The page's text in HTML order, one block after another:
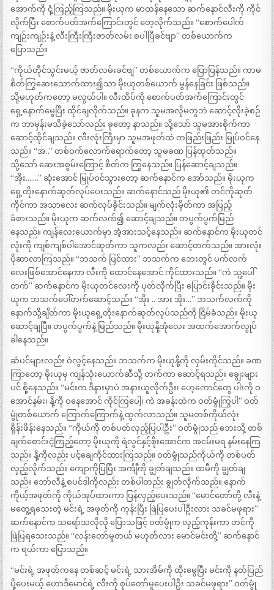
အောက်ကို ငုံ့ကြည့်ကြသည်။ မိုးယုက မာထန်နေသော ဆက်နောင်လီးကို ကိုင်
လိုက်ပြီး စောက်ပတ်အက်ကြောင်းတွင် တေ့လိုက်သည်။ “စောက်ပေါက်
ကျဉ်းကျဉ်းနဲ့ လီးကြီးကြီးဇာတ်လမ်း စပါပြီခင်ဗျာ” တစ်ယောက်က
ပြောသည်။
“ကိုယ်တိုင်သွင်းမယ့် ဇာတ်လမ်းခင်ဗျ” တစ်ယောက်က ပြောပြန်သည်။ ကာမ
စိတ်ကြွဆေးသောက်ထား၍သာ မိုးယုတစ်ယောက် မွန်နေခြင်း ဖြစ်သည်။
သို့မဟုတ်ကတော့ မလွယ်ပါ။ လီးထိပ်ကို စောက်ပတ်အက်ကြောင်းတွင်
ရှေ့နောက်မွေပြီး ထိုင်ချလိုက်သည်။ ခုနက သူမအလိုမတူဘဲ ဆောင့်လိုးခဲ့စဉ်
က ဘာမှန်းမသိခဲ့သော်လည်း ခုတော့ နာသည်။ သို့သော် သူမအားစိုက်ကာ
ဆောင့်ထိုင်ချသည်။ လီးလုံးကြီးမှာ သူမအဖုတ်ထဲ တဖြည်းဖြည်း မြုပ်ဝင်နေ
သည်။ “အ..” တစ်ဝက်လောက်ရောက်တော့ သူမခဏ ပြန်ထုတ်သည်။
သို့သော် ဆေးအစွမ်းကြောင့် စိတ်က ကြွနေသည်။ ပြန်ဆောင့်ချသည်။
“အိုး…….” ဆုံးအောင် မြုပ်ဝင်သွားတော့ ဆက်နောင်က အော်သည်။ မိုးယုက
ရှေ့တိုးနောက်ဆုတ်လုပ်ပေးသည်။ ဆက်နောင်သည် မိုးယု၏ တင်ကိုဆုတ်
ကိုင်ကာ အသာလေး ဆက်လုပ်ခိုင်းသည်။ မျက်လုံးမှိတ်ကာ အပြည့်
ခံစားသည်။ မိုးယုက ဆက်လက်၍ ဆောင့်ချသည်။ တပွက်ပွက်မြည်
နေသည်။ ကျန်လေးယောက်မှာ အံ့အားသင့်နေသည်။ ဆက်နောင်က မိုးယုတင်
လုံးကို ကျစ်ကျစ်ပါအောင်ဆုတ်ကာ သူကလည်း ဆောင့်တက်သည်။ အားလုံး
ပိုဆာလာကြသည်။ “ဘသက် ပြင်ထား” ဘသက်က ဘေးတွင် ပက်လက်
လေးဖြစ်အောင်နေကာ လီးကို ထောင်နေအောင် ကိုင်ထားသည်။ “ကဲ သူ့ပေါ်
တက်” ဆက်နောင်က မိုးယုတင်လေးကို ပုတ်လိုက်ပြီး ပြောင်းခိုင်းသည်။ မိုး
ယုက ဘသက်ပေါ်တက်ဆောင့်သည်။ “အိုး .. အား အိုး…” ဘသက်လက်ကို
နောက်သို့ချိတ်ကာ မိုးယုရှေ့တိုးနောက်ဆုတ်လုပ်သည်ကို ငြိမ်ခံသည်။ မိုးယု
ဆောင့်ချပြီ။ တပွက်ပွက်နဲ့ မြည်သည်။ မိုးယုနို့အုံလေး အထက်အောက်လွုပ်
ခါနေသည်။
ဆံပင်များလည်း ဝဲလွင့်နေသည်။ ဘသက်က မိုးယုနို့ကို လှမ်းကိုင်သည်။ ခဏ
ကြာတော့ မိုးယုမှ ကျန်သုံးယောက်ဆီသို့ တက်ကာ ဆောင့်ရသည်။ ချွေးများ
ပင် စို့နေသည်။ “မင်းက ဒီနားမှာပဲ အနားယူလိုက်ဦး၊ ဟေ့ကောင်တွေ ပါးကို ဝ
အောင်နမ်း၊ နို့ကို ဝနေအောင် ကိုင်ကြပေါ့၊ ကဲ အခန်းထဲက ဝတ်မွုံကြွပါ” ဝတ်
မွုံတစ်ယောက် ကြောက်ကြောက်နဲ့ ထွက်လာသည်။ သူမတစ်ကိုယ်လုံး
ရှိန်းဖိန်းနေသည်။ “ကိုယ်ကို တစ်ပတ်လှည့်ပြပါဦး” ဝတ်မွုံသည် ဘေးသို့ တစ်
ချက်စောင်းငဲ့ကြည့်တော့ မိုးယုကို ရဲလွင်နှင့်စိုးအောင်က အငမ်းမရ နမ်းနေကြ
သည်။ နို့ကိုလည်း ပင့်ချေကိုင်ထားကြသည်။ ဝတ်မွုံသည်ကိုယ်ကို တစ်ပတ်
လှည့်လိုက်သည်။ ကျောကိုပြပြီး အင်္ကျီကို ချွတ်ချသည်။ ထမီကို ချွတ်ချ
သည်။ ဘော်လီနဲ့ စပင်ဒါကိုလည်း တစ်ပါတည်း ချွတ်လိုက်သည်။ နောက်
ကိုယ့်အဖုတ်ကို ကိုယ်အုပ်ထားကာ ပြန်လှည့်ပေးသည်။ “မောင်တော်တို့ လီးနဲ့
မတွေ့ရသေးတဲ့ မင်းရဲ့ အဖုတ်ကို ကုန်းပြီး ဖြဲပြပေးပါဦးလား သခင်မဖုရား”
ဆက်နောင်က သရော်သလိုလို ပြောသဖြင့် ဝတ်မွုံက လှည့်ကုန်းကာ တင်ကို
ဖြဲပြရသေးသည်။ “လန်းတော်မူတယ် မဟုတ်လား မောင်မင်းတို့” ဆက်နောင်
က ရယ်ကာ ပြောသည်။
“မင်းရဲ့ အဖုတ်ကနေ တစ်ဆင့် မင်းရဲ့ သားအိမ်ကို ထိုးမွေပြီး မင်းကို နတ်ပြည်
ပို့ပေးမယ့် ဟောဒီမောင်ရဲ့ လီးကို စုပ်တော်မူပေးပါဦး သခင်မဖုရား” ဝတ်မွုံ